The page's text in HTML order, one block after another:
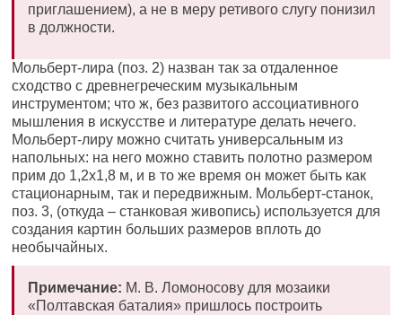
приглашением), а не в меру ретивого слугу понизил
в должности.
Мольберт-лира (поз. 2) назван так за отдаленное
сходство с древнегреческим музыкальным
инструментом; что ж, без развитого ассоциативного
мышления в искусстве и литературе делать нечего.
Мольберт-лиру можно считать универсальным из
напольных: на него можно ставить полотно размером
прим до 1,2х1,8 м, и в то же время он может быть как
стационарным, так и передвижным. Мольберт-станок,
поз. 3, (откуда – станковая живопись) используется для
создания картин больших размеров вплоть до
необычайных.
Примечание: М. В. Ломоносову для мозаики
«Полтавская баталия» пришлось построить